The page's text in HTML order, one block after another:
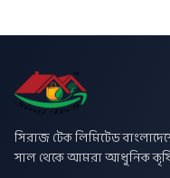
সিরাজ টেক লিমিটেড
সাল থেকে আমরা আধুনিক কৃষি